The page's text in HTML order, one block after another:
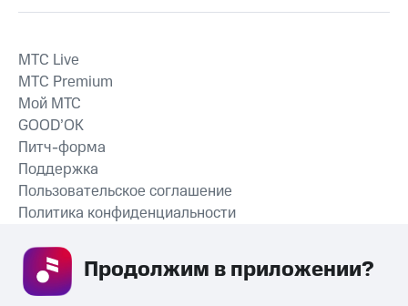
СКАЧАТЬ ПРИЛОЖЕНИЕ
MTС Live
MTС Premium
Мой МТС
GOOD’OK
Питч-форма
Поддержка
Пользовательское соглашение
Политика конфиденциальности